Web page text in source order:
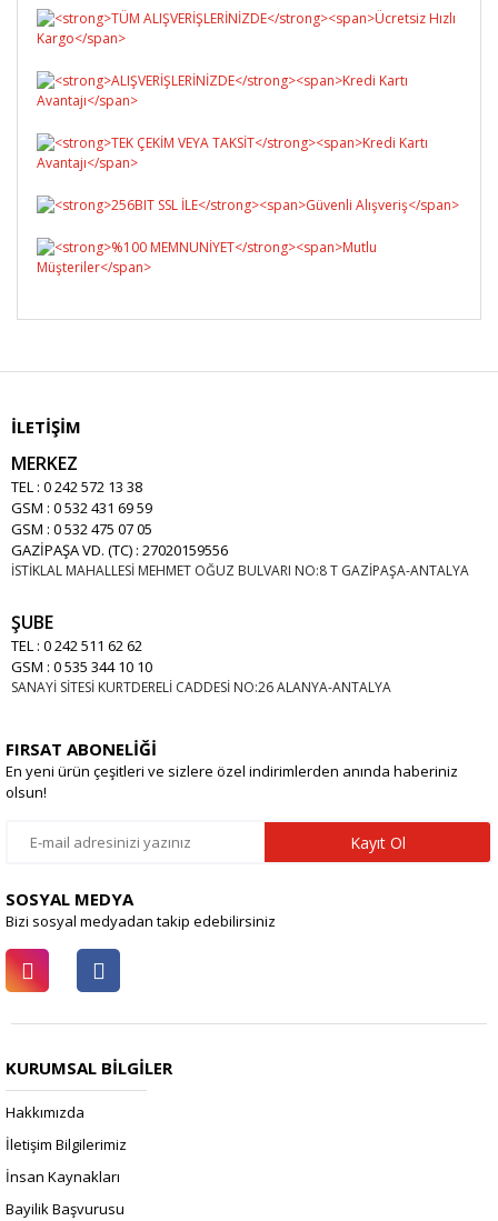
Yorum Yaz
İLETİŞİM
MERKEZ
TEL : 0 242 572 13 38
GSM : 0 532 431 69 59
GSM : 0 532 475 07 05
GAZİPAŞA VD. (TC) : 27020159556
İSTİKLAL MAHALLESİ MEHMET OĞUZ BULVARI NO:8 T GAZİPAŞA-ANTALYA
ŞUBE
TEL : 0 242 511 62 62
GSM : 0 535 344 10 10
SANAYİ SİTESİ KURTDERELİ CADDESİ NO:26 ALANYA-ANTALYA
FIRSAT ABONELİĞİ
En yeni ürün çeşitleri ve sizlere özel indirimlerden anında haberiniz
olsun!
Kayıt Ol
SOSYAL MEDYA
Bizi sosyal medyadan takip edebilirsiniz
KURUMSAL BİLGİLER
Hakkımızda
İletişim Bilgilerimiz
İnsan Kaynakları
Bayilik Başvurusu